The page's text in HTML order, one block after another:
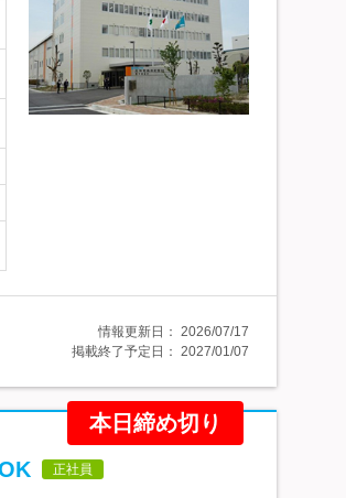
情報更新日： 2026/07/17
掲載終了予定日： 2027/01/07
本日締め切り
正社員